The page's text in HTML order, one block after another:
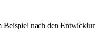
Beispiel nach den